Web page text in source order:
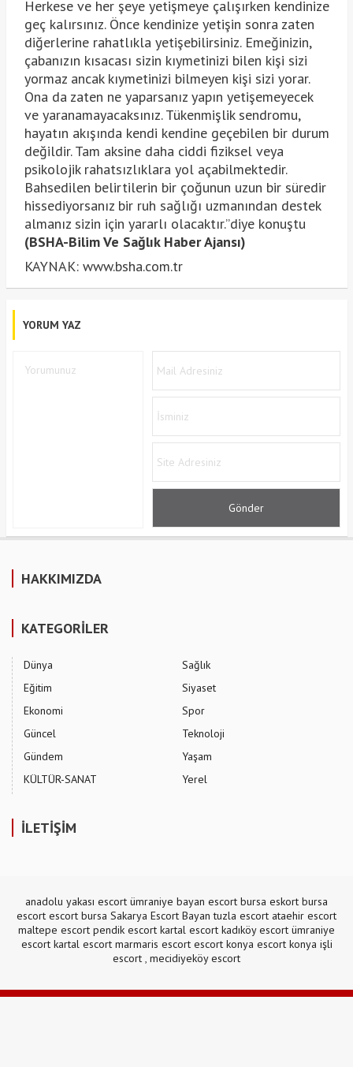
Herkese ve her şeye yetişmeye çalışırken kendinize
geç kalırsınız. Önce kendinize yetişin sonra zaten
diğerlerine rahatlıkla yetişebilirsiniz. Emeğinizin,
çabanızın kısacası sizin kıymetinizi bilen kişi sizi
yormaz ancak kıymetinizi bilmeyen kişi sizi yorar.
Ona da zaten ne yaparsanız yapın yetişemeyecek
ve yaranamayacaksınız. Tükenmişlik sendromu,
hayatın akışında kendi kendine geçebilen bir durum
değildir. Tam aksine daha ciddi fiziksel veya
psikolojik rahatsızlıklara yol açabilmektedir.
Bahsedilen belirtilerin bir çoğunun uzun bir süredir
hissediyorsanız bir ruh sağlığı uzmanından destek
almanız sizin için yararlı olacaktır.”diye konuştu
(BSHA-Bilim Ve Sağlık Haber Ajansı)
KAYNAK: www.bsha.com.tr
YORUM YAZ
HAKKIMIZDA
KATEGORİLER
Dünya
Eğitim
Ekonomi
Güncel
Gündem
KÜLTÜR-SANAT
Sağlık
Siyaset
Spor
Teknoloji
Yaşam
Yerel
İLETİŞİM
anadolu yakası escort ümraniye bayan escort bursa eskort bursa
escort escort bursa Sakarya Escort Bayan tuzla escort ataehir escort
maltepe escort pendik escort kartal escort kadıköy escort ümraniye
escort kartal escort marmaris escort escort konya escort konya işli
escort , mecidiyeköy escort